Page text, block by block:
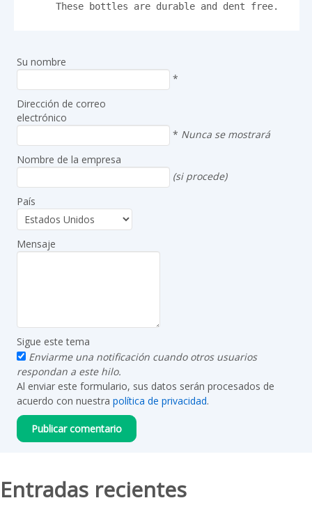
These bottles are durable and dent free.
Su nombre
*
Dirección de correo
electrónico
* Nunca se mostrará
Nombre de la empresa
(si procede)
País
Mensaje
Sigue este tema
Enviarme una notificación cuando otros usuarios
respondan a este hilo.
Al enviar este formulario, sus datos serán procesados de
acuerdo con nuestra política de privacidad.
Entradas recientes